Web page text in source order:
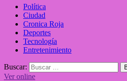
Política
Ciudad
Cronica Roja
Deportes
Tecnología
Entretenimiento
Buscar:
Ver online